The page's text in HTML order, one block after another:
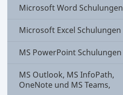
Microsoft Word Schulungen
Microsoft Excel Schulungen
MS PowerPoint Schulungen
MS Outlook, MS InfoPath,
OneNote und MS Teams,